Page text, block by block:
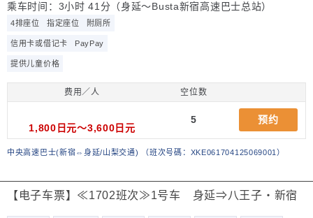
中央高速巴士(新宿⇔身延/山梨交通) （班次号碼：XKE061704125069001）
乘车时间：3小时 41分（身延～Busta新宿高速巴士总站）
4排座位 指定座位 附厕所
信用卡或借记卡 PayPay
提供儿童价格
费用／人 空位数
1,800日元～3,600日元
5 预约
【电子车票】≪1702班次≫1号车 身延⇒八王子・新宿